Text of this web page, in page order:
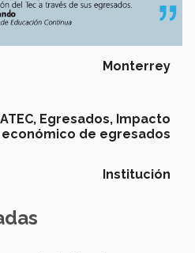
Monterrey
Egresados, Impacto
de egresados
Institución